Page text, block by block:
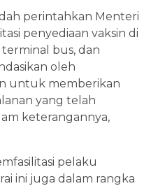
perintahkan Menteri
penyediaan vaksin di
terminal bus, dan
oleh
untuk memberikan
yang telah
keterangannya,
pelaku
ini juga dalam rangka